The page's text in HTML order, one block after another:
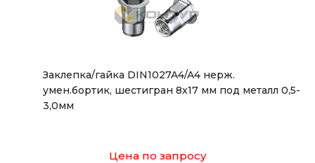
Заклепка/гайка DIN1027A4/A4 нерж.
умен.бортик, шестигран 8x17 мм под металл 0,5-
3,0мм
Цена по запросу